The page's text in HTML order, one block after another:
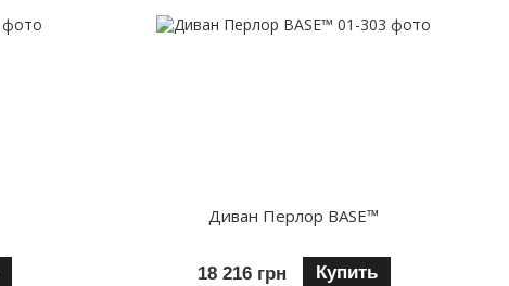
Диван Перлор BASE™
18 216 грн Купить